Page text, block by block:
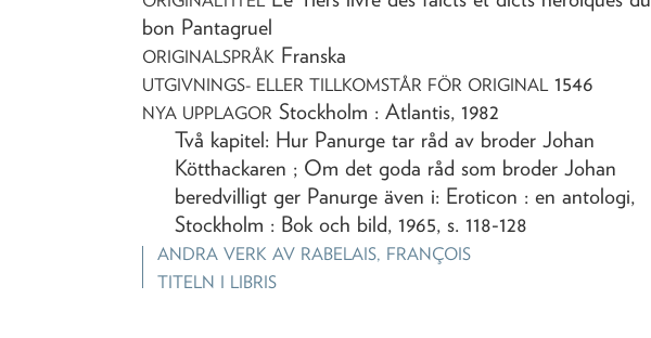
bon Pantagruel
ORIGINALSPRÅK Franska
UTGIVNINGS- ELLER TILLKOMSTÅR FÖR ORIGINAL1546
NYA UPPLAGOR Stockholm : Atlantis, 1982
Två kapitel: Hur Panurge tar råd av broder Johan
Kötthackaren ; Om det goda råd som broder Johan
beredvilligt ger Panurge även i: Eroticon : en antologi,
Stockholm : Bok och bild, 1965, s. 118-128
ANDRA VERK AV RABELAIS, FRANÇOIS
TITELN I LIBRIS